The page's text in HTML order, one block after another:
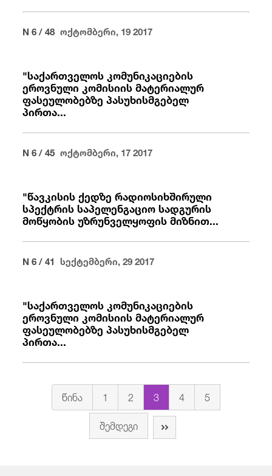
N 6 / 48 ოქტომბერი, 19 2017
"საქართველოს კომუნიკაციების
ეროვნული კომისიის მატერიალურ
ფასეულობებზე პასუხისმგებელ
პირთა...
N 6 / 45 ოქტომბერი, 17 2017
"წავკისის ქედზე რადიოსიხშირული
სპექტრის საპელენგაციო სადგურის
მოწყობის უზრუნველყოფის მიზნით...
N 6 / 41 სექტემბერი, 29 2017
"საქართველოს კომუნიკაციების
ეროვნული კომისიის მატერიალურ
ფასეულობებზე პასუხისმგებელ
პირთა...
წინა 1 2 3 4
5
შემდეგი